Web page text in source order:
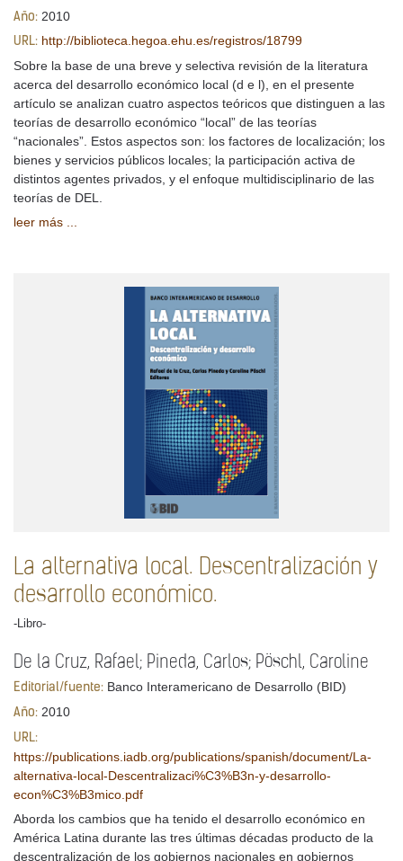
Año: 2010
URL: http://biblioteca.hegoa.ehu.es/registros/18799
Sobre la base de una breve y selectiva revisión de la literatura
acerca del desarrollo económico local (d e l), en el presente
artículo se analizan cuatro aspectos teóricos que distinguen a las
teorías de desarrollo económico “local” de las teorías
“nacionales”. Estos aspectos son: los factores de localización; los
bienes y servicios públicos locales; la participación activa de
distintos agentes privados, y el enfoque multidisciplinario de las
teorías de DEL.
leer más ...
La alternativa local. Descentralización y
desarrollo económico.
-Libro-
De la Cruz, Rafael; Pineda, Carlos; Pöschl, Caroline
Editorial/fuente: Banco Interamericano de Desarrollo (BID)
Año: 2010
URL:
https://publications.iadb.org/publications/spanish/document/La-
alternativa-local-Descentralizaci%C3%B3n-y-desarrollo-
econ%C3%B3mico.pdf
Aborda los cambios que ha tenido el desarrollo económico en
América Latina durante las tres últimas décadas producto de la
descentralización de los gobiernos nacionales en gobiernos